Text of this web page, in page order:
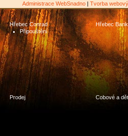
Administrace WebSnadno| Tvorba
Hřebec Conrad
Připouštění
Hřebec
Prodej Cobové a